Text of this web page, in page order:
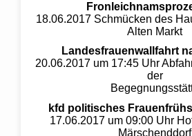
18.06.2017 Schmücken des
Alten Markt
Landesfrauenwallfahrt
20.06.2017 um 17:45 Uhr
der
kfd politisches
17.06.2017 um 09:00 Uhr
Märschenddorf